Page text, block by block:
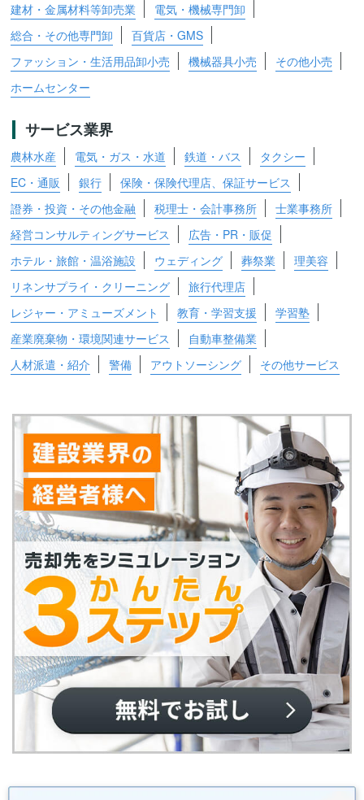
建材・金属材料等卸売業
電気・機械専門卸
総合・その他専門卸
百貨店・GMS
ファッション・生活用品卸小売
機械器具小売
その他小売
ホームセンター
サービス業界
農林水産 電気・ガス・水道 鉄道・バス
タクシー
EC・通販
銀行
保険・保険代理店、保証サービス
證券・投資・その他金融
税理士・会計事務所
士業事務所
経営コンサルティングサービス
広告・PR・販促
ホテル・旅館・温浴施設
ウェディング 葬祭業
理美容
リネンサプライ・クリーニング
旅行代理店
レジャー・アミューズメント
教育・学習支援
学習塾
産業廃棄物・環境関連サービス
自動車整備業
人材派遣・紹介
警備 アウトソーシング その他サービス